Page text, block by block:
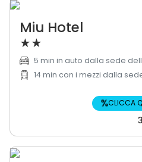
Miu Hotel
★★
5 min in auto dalla sede
14 min con i mezzi dalla
%CLICCA